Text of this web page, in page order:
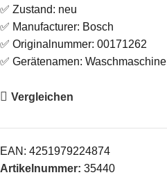
✅ Zustand: neu
✅ Manufacturer: Bosch
✅ Originalnummer: 00171262
✅ Gerätenamen: Waschmaschine
Vergleichen
EAN: 4251979224874
Artikelnummer: 35440